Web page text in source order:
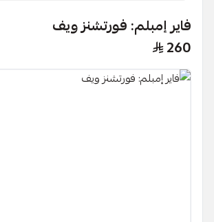
فاير إمبلم: فورتشنز ويف
260